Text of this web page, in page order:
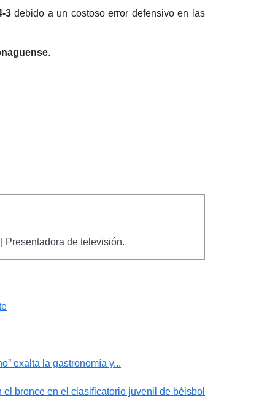
3debido a un costoso error defensivo en las
.
Presentadora de televisión.
exalta la gastronomía y...